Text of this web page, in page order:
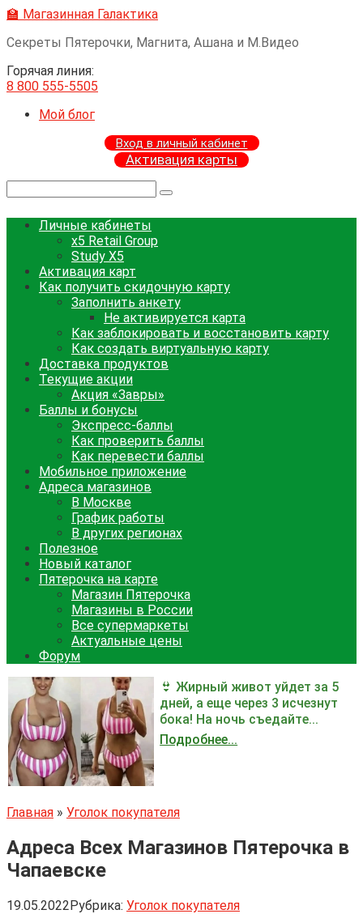
Перейти
контенту
🏫 Магазинная Галактика
Секреты Пятерочки, Магнита, Ашана и М.Видео
Горячая линия:
8 800 555-5505
Мой блог
Вход в личный кабинет
Активация карты
Личные кабинеты
x5 Retail Group
Study X5
Активация карт
Как получить скидочную карту
Заполнить анкету
Не активируется карта
Как заблокировать и восстановить карту
Как создать виртуальную карту
Доставка продуктов
Текущие акции
Акция «Завры»
Баллы и бонусы
Экспресс-баллы
Как проверить баллы
Как перевести баллы
Мобильное приложение
Адреса магазинов
В Москве
График работы
В других регионах
Полезное
Новый каталог
Пятерочка на карте
Магазин Пятерочка
Магазины в России
Все супермаркеты
Актуальные цены
Форум
👙 Жирный живот уйдет за 5
дней, а еще через 3 исчезнут
бока! На ночь съедайте...
Подробнее...
Главная » Уголок покупателя
Адреса Всех Магазинов Пятерочка в
Чапаевске
19.05.2022Рубрика: Уголок покупателя